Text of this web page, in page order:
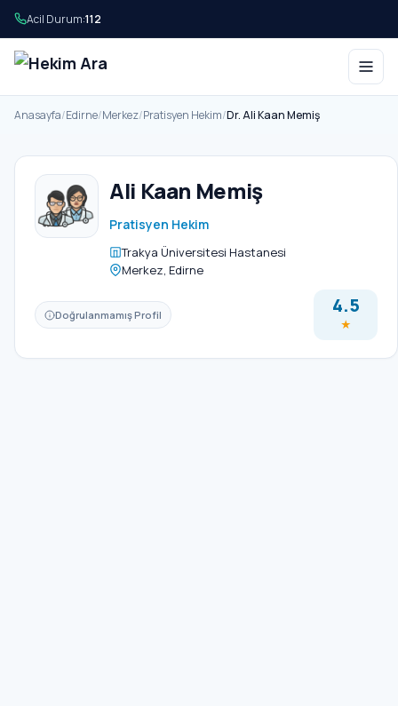
Acil Durum:112
Anasayfa/Edirne/Merkez/Pratisyen Hekim/Dr. Ali Kaan Memiş
Ali Kaan Memiş
Pratisyen Hekim
Trakya Üniversitesi Hastanesi
Merkez, Edirne
Doğrulanmamış Profil 4.5
★